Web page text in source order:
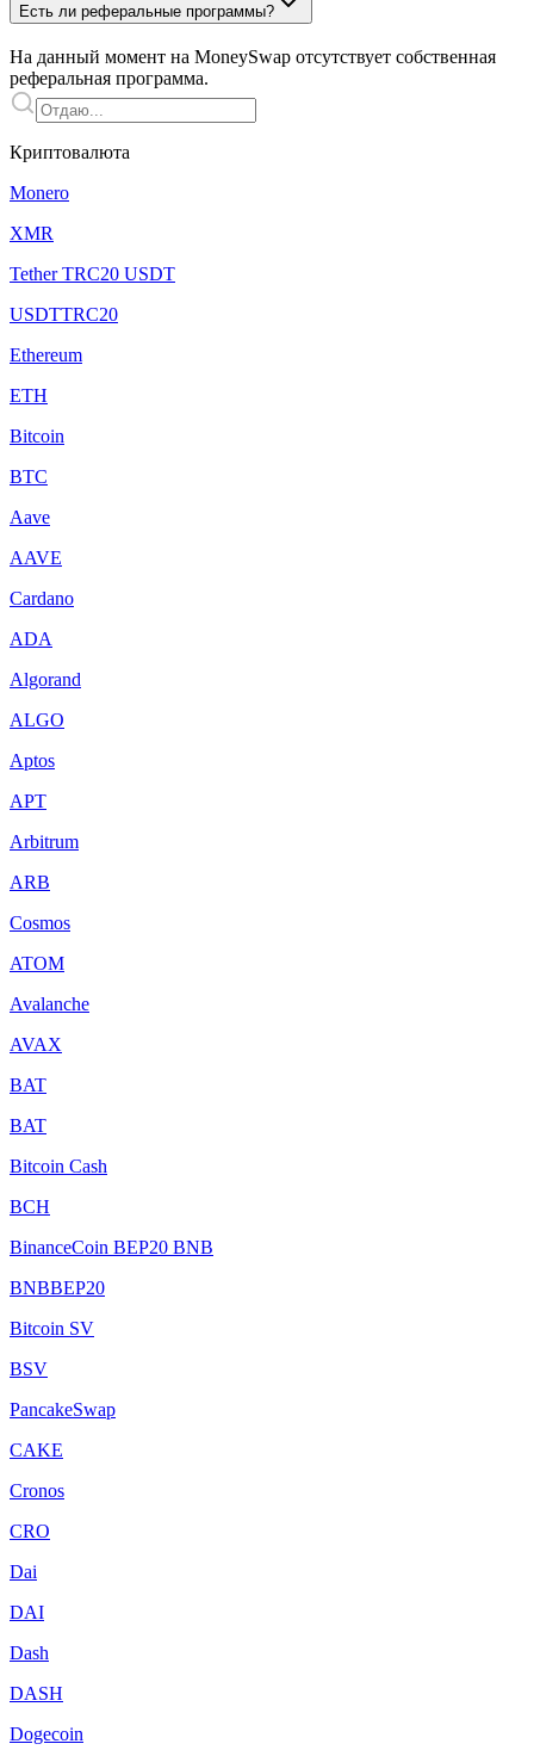
Есть ли реферальные программы?
На данный момент на MoneySwap отсутствует собственная
реферальная программа.
Криптовалюта
Monero
XMR
Tether TRC20 USDT
USDTTRC20
Ethereum
ETH
Bitcoin
BTC
Aave
AAVE
Cardano
ADA
Algorand
ALGO
Aptos
APT
Arbitrum
ARB
Cosmos
ATOM
Avalanche
AVAX
BAT
BAT
Bitcoin Cash
BCH
BinanceCoin BEP20 BNB
BNBBEP20
Bitcoin SV
BSV
PancakeSwap
CAKE
Cronos
CRO
Dai
DAI
Dash
DASH
Dogecoin